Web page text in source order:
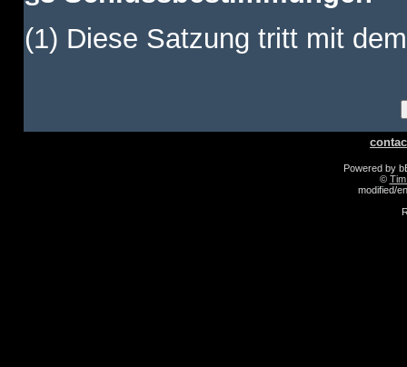
(1) Diese Satzung tritt mit
Powered by
©
modified/